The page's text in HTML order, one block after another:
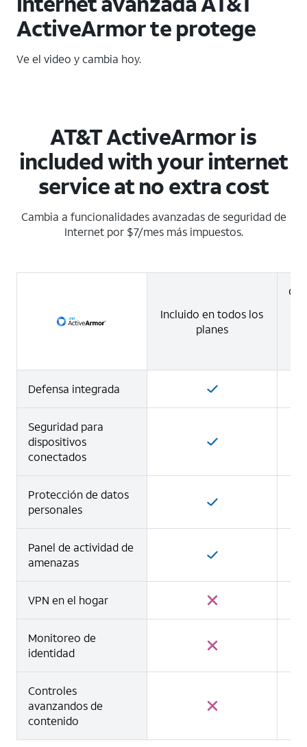
ActiveArmor te protege
Ve el video y cambia hoy.
AT&T ActiveArmor is
included with your internet
service at no extra cost
Cambia a funcionalidades avanzadas de seguridad de
Internet por $7/mes más impuestos.
Incluido en todos los
planes
Defensa integrada
Seguridad para
dispositivos
conectados
Protección de datos
personales
Panel de actividad de
amenazas
VPN en el hogar
Monitoreo de
identidad
Controles
avanzandos de
contenido